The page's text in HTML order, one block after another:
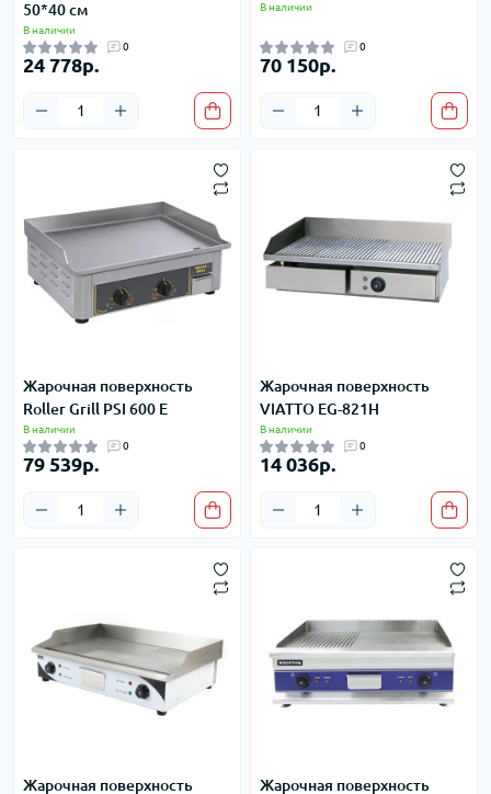
50*40 см
В наличии
0
24 778р.
В наличии
0
70 150р.
Жарочная поверхность
Roller Grill PSI 600 E
В наличии
0
79 539р.
Жарочная поверхность
VIATTO EG-821H
В наличии
0
14 036р.
Жарочная поверхность
Жарочная поверхность